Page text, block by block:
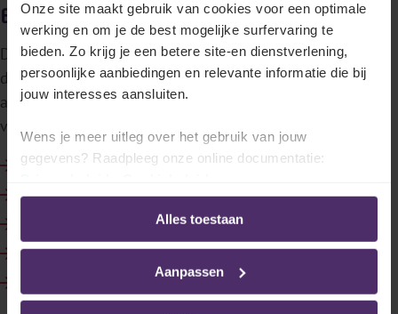
Onze site maakt gebruik van cookies voor een optimale
werking en om je de best mogelijke surfervaring te
bieden. Zo krijg je een betere site-en dienstverlening,
persoonlijke aanbiedingen en relevante informatie die bij
jouw interesses aansluiten.
Wens je meer uitleg over het gebruik van jouw
gegevens? Raadpleeg onze online documentatie:
Alles toestaan
Aanpassen
Boost je business
De accountancy-wereld staat nooit stil. Om zeker te zijn
dat je altijd bijblijft en optimaal kan werken als
accountant, krijg je bij Securex advies op maat voor elke
volgende stap. Voor jou én je klant.
De waarde van onze persoonlijke aanpak
Digitalisering & de nieuwe rol van accountants
Snel en efficiënt vennootschappen oprichten
Starten als zelfstandig accountant
Starten als werknemer in de accountancy sector